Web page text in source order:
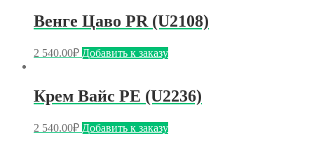
Венге Цаво PR (U2108)
2 540.00₽ Добавить к заказу
Крем Вайс PE (U2236)
2 540.00₽ Добавить к заказу